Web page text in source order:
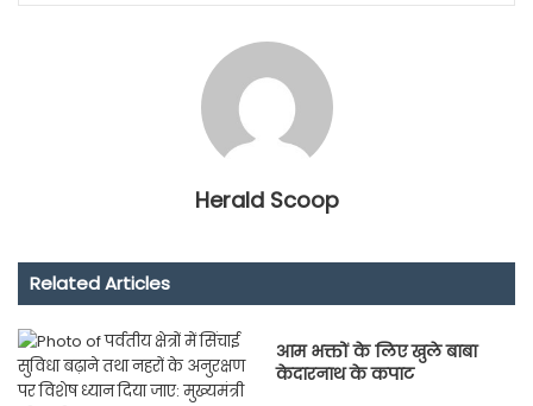
Herald Scoop
Related Articles
आम भक्तों के लिए खुले बाबा
केदारनाथ के कपाट